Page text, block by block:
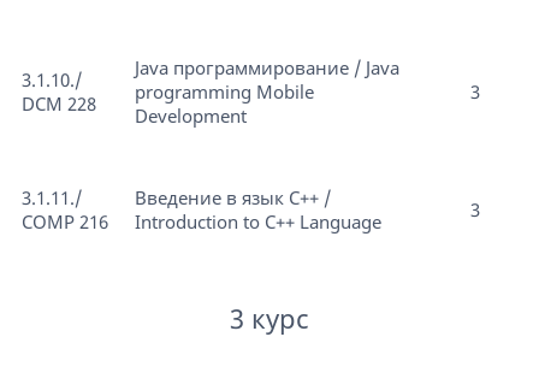
3.1.10./
DCM 228
Java программирование / Java
programming Mobile
Development
3
3.1.11./
COMP 216
Введение в язык С++ /
Introduction to C++ Language
3
3 курс